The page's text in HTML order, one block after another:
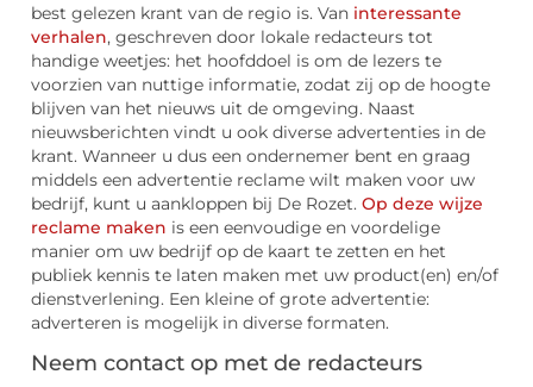
best gelezen krant van de regio is. Van interessante
verhalen, geschreven door lokale redacteurs tot
handige weetjes: het hoofddoel is om de lezers te
voorzien van nuttige informatie, zodat zij op de hoogte
blijven van het nieuws uit de omgeving. Naast
nieuwsberichten vindt u ook diverse advertenties in de
krant. Wanneer u dus een ondernemer bent en graag
middels een advertentie reclame wilt maken voor uw
bedrijf, kunt u aankloppen bij De Rozet. Op deze wijze
reclame maken is een eenvoudige en voordelige
manier om uw bedrijf op de kaart te zetten en het
publiek kennis te laten maken met uw product(en) en/of
dienstverlening. Een kleine of grote advertentie:
adverteren is mogelijk in diverse formaten.
Neem contact op met de redacteurs